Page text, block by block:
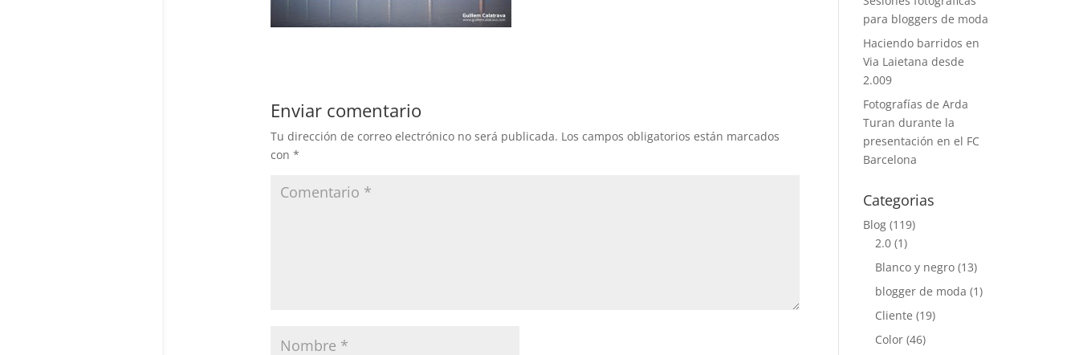
Enviar comentario
Tu dirección de correo electrónico no será publicada. Los campos obligatorios están marcados
con *
para bloggers de moda
Haciendo barridos en
Via Laietana desde
2.009
Fotografías de Arda
Turan durante la
presentación en el FC
Barcelona
Categorias
Blog (119)
2.0 (1)
Blanco y negro (13)
blogger de moda (1)
Cliente (19)
Color (46)